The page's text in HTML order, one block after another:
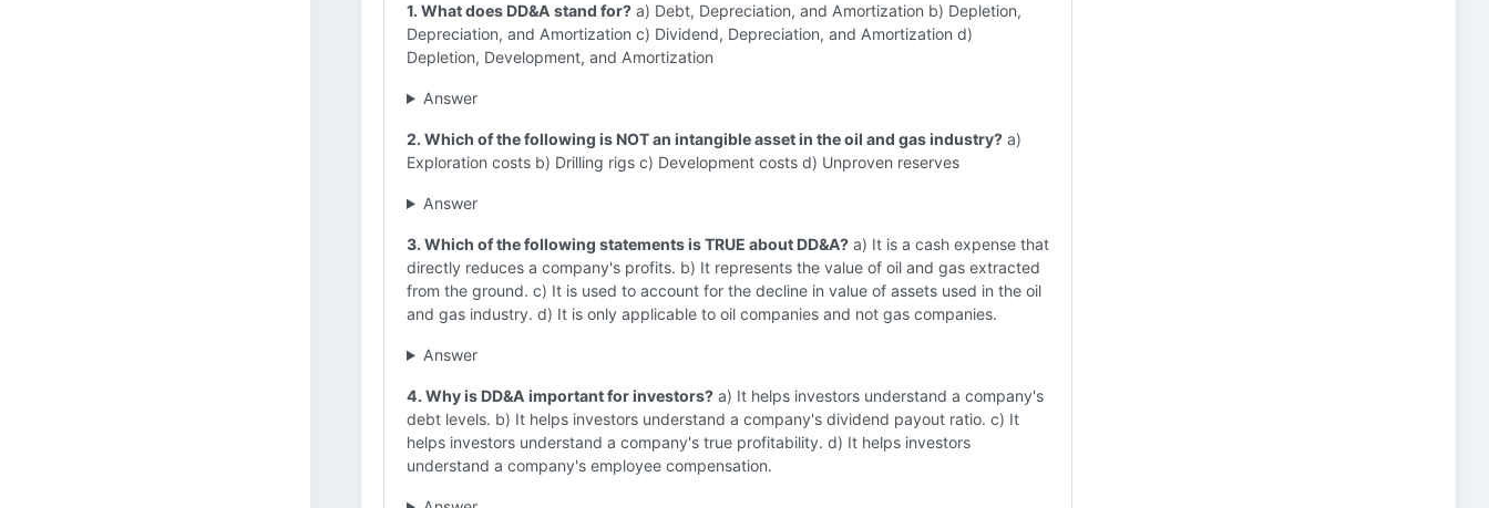
1. What does DD&A stand for? a) Debt, Depreciation, and Amortization b) Depletion,
Depreciation, and Amortization c) Dividend, Depreciation, and Amortization d)
Depletion, Development, and Amortization
Answer
2. Which of the following is NOT an intangible asset in the oil and gas industry? a)
Exploration costs b) Drilling rigs c) Development costs d) Unproven reserves
Answer
3. Which of the following statements is TRUE about DD&A? a) It is a cash expense that
directly reduces a company's profits. b) It represents the value of oil and gas extracted
from the ground. c) It is used to account for the decline in value of assets used in the oil
and gas industry. d) It is only applicable to oil companies and not gas companies.
Answer
4. Why is DD&A important for investors? a) It helps investors understand a company's
debt levels. b) It helps investors understand a company's dividend payout ratio. c) It
helps investors understand a company's true profitability. d) It helps investors
understand a company's employee compensation.